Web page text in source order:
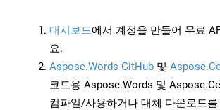
대시보드에서 계정을 만들어 무료
요.
Aspose.Words GitHub 및
코드용 Aspose.Words 및
컴파일/사용하거나 대체 다운로드를